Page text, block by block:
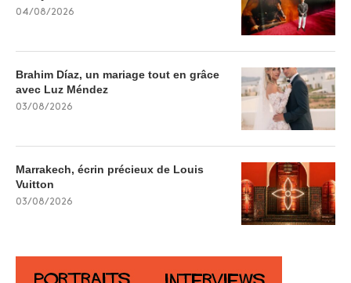
04/08/2026
Brahim Díaz, un mariage tout en grâce
avec Luz Méndez
03/08/2026
Marrakech, écrin précieux de Louis
Vuitton
03/08/2026